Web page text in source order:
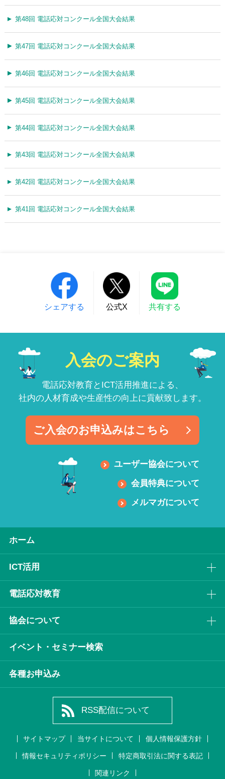
第48回 電話応対コンクール全国大会結果
第47回 電話応対コンクール全国大会結果
第46回 電話応対コンクール全国大会結果
第45回 電話応対コンクール全国大会結果
第44回 電話応対コンクール全国大会結果
第43回 電話応対コンクール全国大会結果
第42回 電話応対コンクール全国大会結果
第41回 電話応対コンクール全国大会結果
シェアする 公式X 共有する
入会のご案内
電話応対教育とICT活用推進による、
社内の人材育成や生産性の向上に貢献致します。
ご入会のお申込みはこちら
ユーザー協会について
会員特典について
メルマガについて
ホーム
ICT活⽤
電話応対教育
協会について
イベント・セミナー検索
各種お申込み
RSS配信について
サイトマップ 当サイトについて 個人情報保護方針
情報セキュリティポリシー 特定商取引法に関する表記
関連リンク